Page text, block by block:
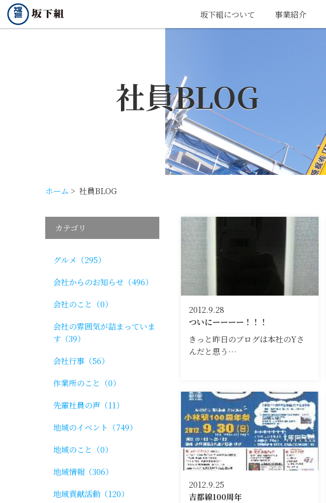
坂下組について 事業紹介
社員BLOG
ホーム > 社員BLOG
2012.9.28
ついにーーーー！！！
きっと昨日のブログは本社のYさ
んだと思う…
2012.9.25
吉都線100周年
カテゴリ
グルメ（295）
会社からのお知らせ（496）
会社のこと（0）
会社の雰囲気が詰まっていま
す（39）
会社行事（56）
作業所のこと（0）
先輩社員の声（11）
地域のイベント（749）
地域のこと（0）
地域情報（306）
地域貢献活動（120）